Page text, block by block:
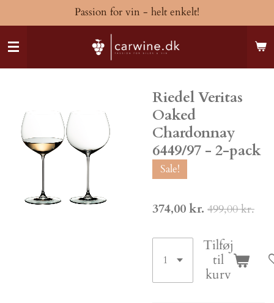
til
hovedindhold
Passion for vin - helt enkelt!
Riedel Veritas
Oaked
Chardonnay
6449/97 - 2-pack
Sale!
374,00 kr. 499,00 kr.
Tilføj
til
kurv